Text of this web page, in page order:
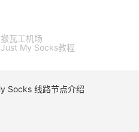
搬瓦工机场
Just My Socks教程